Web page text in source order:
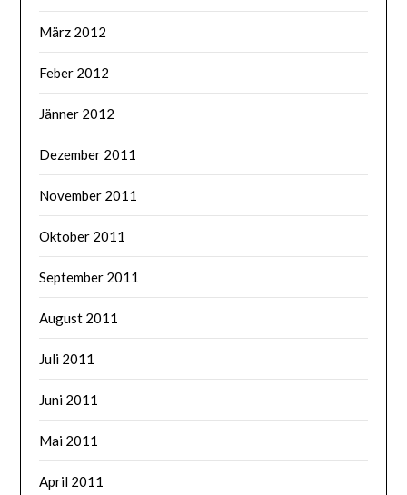
März 2012
Feber 2012
Jänner 2012
Dezember 2011
November 2011
Oktober 2011
September 2011
August 2011
Juli 2011
Juni 2011
Mai 2011
April 2011